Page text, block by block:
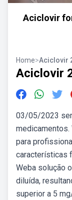
Aciclovir
Home>Aciclovir
Aciclovir
03/05/2023
medicamentos.
para
características
Weba solução
diluída,
superior a 5